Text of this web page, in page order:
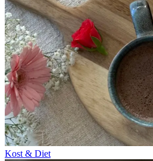
Kost & Diet